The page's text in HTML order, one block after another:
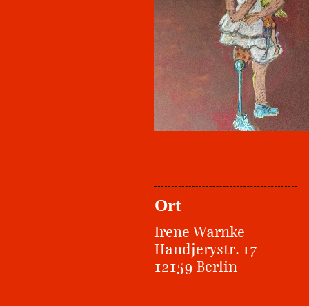
Ort
Irene Warnke
Handjerystr. 17
12159 Berlin